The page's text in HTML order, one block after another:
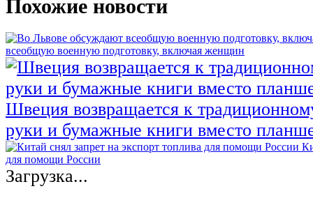
Похожие новости
всеобщую военную подготовку, включая женщин
Швеция возвращается к
руки и бумажные книги вместо
для помощи России
Загрузка...